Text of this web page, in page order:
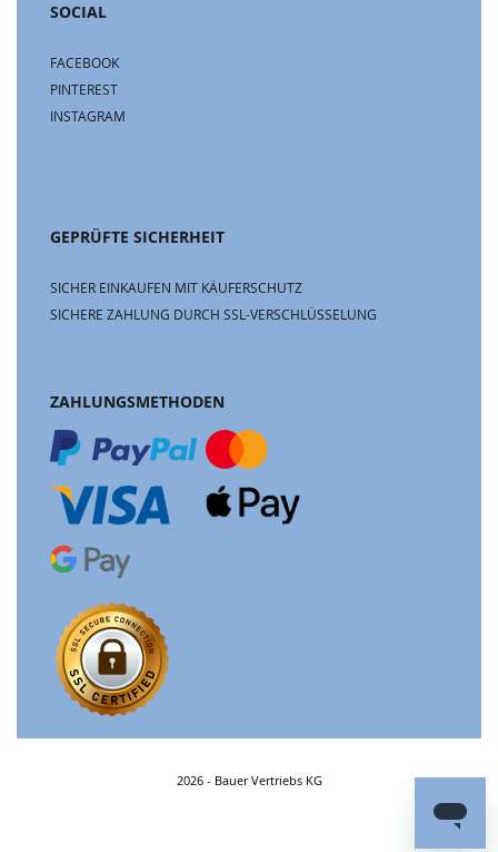
SOCIAL
FACEBOOK
PINTEREST
INSTAGRAM
GEPRÜFTE SICHERHEIT
SICHER EINKAUFEN MIT KÄUFERSCHUTZ
SICHERE ZAHLUNG DURCH SSL-VERSCHLÜSSELUNG
ZAHLUNGSMETHODEN
2026 - Bauer Vertriebs KG